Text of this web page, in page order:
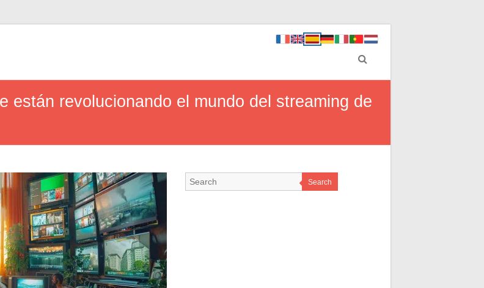
están revolucionando el mundo del streaming de
Search